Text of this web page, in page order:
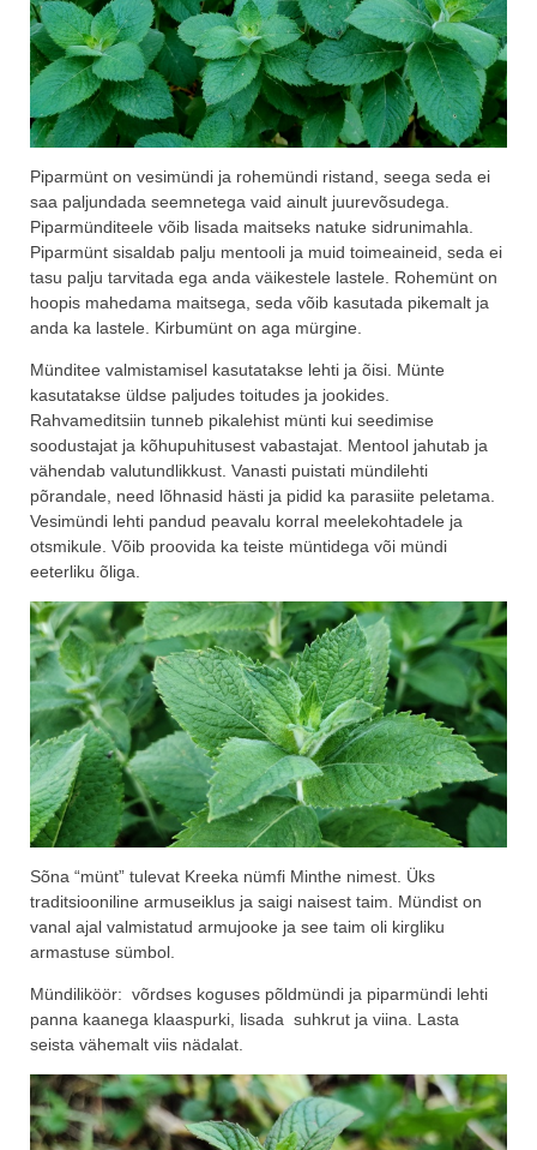
Piparmünt on vesimündi ja rohemündi ristand, seega seda ei
saa paljundada seemnetega vaid ainult juurevõsudega.
Piparmünditeele võib lisada maitseks natuke sidrunimahla.
Piparmünt sisaldab palju mentooli ja muid toimeaineid, seda ei
tasu palju tarvitada ega anda väikestele lastele. Rohemünt on
hoopis mahedama maitsega, seda võib kasutada pikemalt ja
anda ka lastele. Kirbumünt on aga mürgine.
Münditee valmistamisel kasutatakse lehti ja õisi. Münte
kasutatakse üldse paljudes toitudes ja jookides.
Rahvameditsiin tunneb pikalehist münti kui seedimise
soodustajat ja kõhupuhitusest vabastajat. Mentool jahutab ja
vähendab valutundlikkust. Vanasti puistati mündilehti
põrandale, need lõhnasid hästi ja pidid ka parasiite peletama.
Vesimündi lehti pandud peavalu korral meelekohtadele ja
otsmikule. Võib proovida ka teiste müntidega või mündi
eeterliku õliga.
Sõna “münt” tulevat Kreeka nümfi Minthe nimest. Üks
traditsiooniline armuseiklus ja saigi naisest taim. Mündist on
vanal ajal valmistatud armujooke ja see taim oli kirgliku
armastuse sümbol.
Mündiliköör: võrdses koguses põldmündi ja piparmündi lehti
panna kaanega klaaspurki, lisada suhkrut ja viina. Lasta
seista vähemalt viis nädalat.